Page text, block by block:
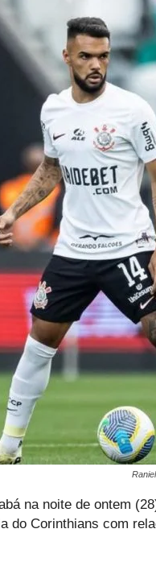
na noite de ontem
do Corinthians com